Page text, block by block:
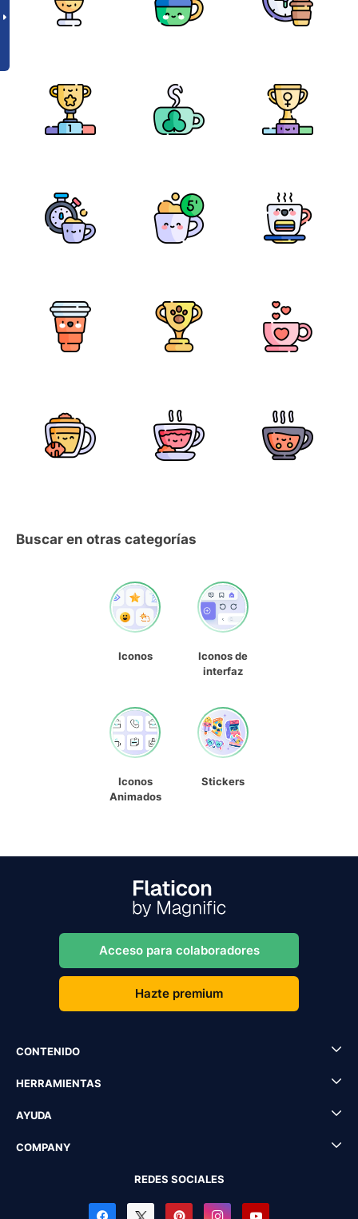
Buscar en otras categorías
Iconos
Iconos de
interfaz
Iconos
Animados
Stickers
Acceso para colaboradores
Hazte premium
CONTENIDO
HERRAMIENTAS
AYUDA
COMPANY
REDES SOCIALES